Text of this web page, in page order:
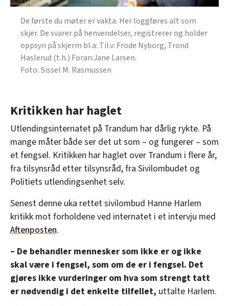
De første du møter er vakta. Her loggføres alt som
skjer. De svarer på henvendelser, registrerer og holder
oppsyn på skjerm bl.a: Til.v: Frode Nyborg, Trond
Haslerud (t.h.) Foran:Jane Larsen.
Sissel M. Rasmussen
Kritikken har haglet
Utlendingsinternatet på Trandum har dårlig rykte. På
mange måter både ser det ut som – og fungerer – som
et fengsel. Kritikken har haglet over Trandum i flere år,
fra tilsynsråd etter tilsynsråd, fra Sivilombudet og
Politiets utlendingsenhet selv.
Senest denne uka rettet sivilombud Hanne Harlem
kritikk mot forholdene ved internatet i et intervju med
Aftenposten.
– De behandler mennesker som ikke er og ikke
skal være i fengsel, som om de er i fengsel. Det
gjøres ikke vurderinger om hva som strengt tatt
er nødvendig i det enkelte tilfellet, uttalte Harlem.